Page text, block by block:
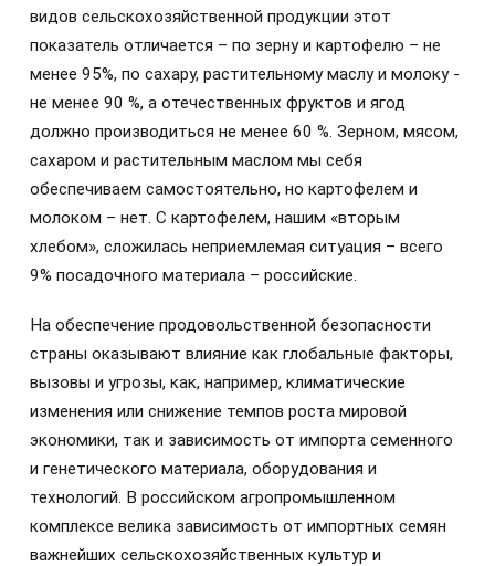
видов сельскохозяйственной продукции этот
показатель отличается – по зерну и картофелю – не
менее 95%, по сахару, растительному маслу и молоку -
не менее 90 %, а отечественных фруктов и ягод
должно производиться не менее 60 %. Зерном, мясом,
сахаром и растительным маслом мы себя
обеспечиваем самостоятельно, но картофелем и
молоком – нет. С картофелем, нашим «вторым
хлебом», сложилась неприемлемая ситуация – всего
9% посадочного материала – российские.
На обеспечение продовольственной безопасности
страны оказывают влияние как глобальные факторы,
вызовы и угрозы, как, например, климатические
изменения или снижение темпов роста мировой
экономики, так и зависимость от импорта семенного
и генетического материала, оборудования и
технологий. В российском агропромышленном
комплексе велика зависимость от импортных семян
важнейших сельскохозяйственных культур и